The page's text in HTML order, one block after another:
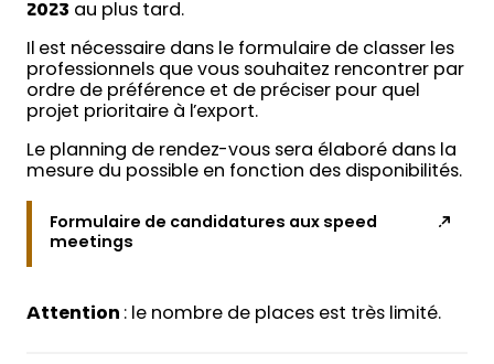
2023 au plus tard.
Il est nécessaire dans le formulaire de classer les
professionnels que vous souhaitez rencontrer par
ordre de préférence et de préciser pour quel
projet prioritaire à l’export.
Le planning de rendez-vous sera élaboré dans la
mesure du possible en fonction des disponibilités.
Formulaire de candidatures aux speed
meetings
Attention : le nombre de places est très limité.